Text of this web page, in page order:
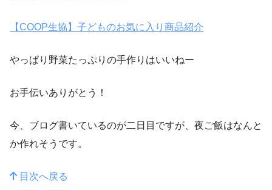
【COOP生協】子どものお気に入り商品紹介
やっぱり野菜たっぷりの手作りはいいねー
お手伝いありがとう！
今、ブログ書いているのが二日目ですが、夜ご飯はなんと
か作れそうです。
目次へ戻る